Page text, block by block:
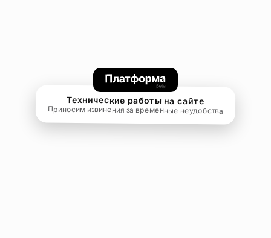
Технические работы на сайте
Приносим извинения за временные неудобства